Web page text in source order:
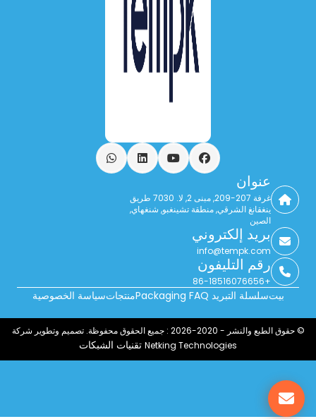
فيسبوكيوتيوب ينكدين واتساب
عنوان
غرفة 207-209, مبنى 2, لا. 7030 طريق
ينغقانغ الشرقي, منطقة تشينغبو, شنغهاي,
الصين
بريد إلكتروني
info@tempk.com
رقم التليفون
+86-18516076656
بيتسلسلة التبريد Packaging FAQ منتجاتسياسة الخصوصية
© حقوق الطبع والنشر - 2020-2026 : جميع الحقوق محفوظة. تصميم وتطوير شركة
Netking Technologies تقنيات الشبكات